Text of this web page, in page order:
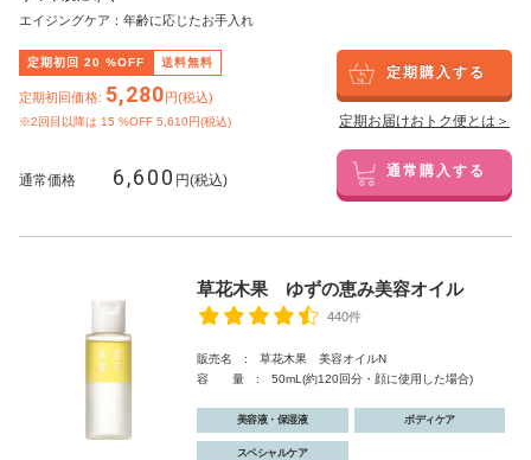
エイジングケア：年齢に応じたお手入れ
定期初回 20 %OFF 送料無料
定期初回価格: 5,280円(税込)
※2回目以降は 15 %OFF 5,610円(税込)
定期購入する
定期お届けおトク便とは＞
通常価格 6,600 円(税込) 通常購入する
草花木果 ゆずの恵み美容オイル
440件
販売名 : 草花木果 美容オイルN
容 量 : 50mL(約120回分・顔に使用した場合)
美容液・保湿液 ボディケア
スペシャルケア